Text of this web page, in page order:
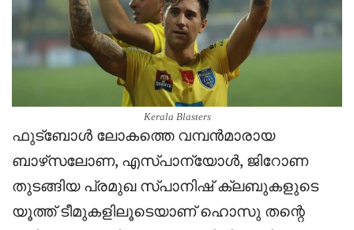
Kerala Blasters
ഫുട്ബോൾ ലോകത്തെ വമ്പൻമാരായ
ബാഴ്‌സലോണ, എസ്പാന്യോൾ, ജിറോണ
തുടങ്ങിയ പ്രമുഖ സ്പാനിഷ് ക്ലബുകളുടെ
യൂത്ത് ടീമുകളിലൂടെയാണ് ഹൊസു തന്റെ